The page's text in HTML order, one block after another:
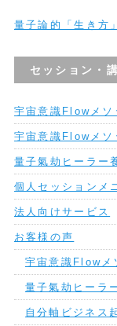
量子論的「生き方
セッション・
宇宙意識Flowメソ
宇宙意識Flowメソ
量子氣劫ヒーラー
個人セッションメ
法人向けサービス
お客様の声
宇宙意識Flowメ
量子氣劫ヒーラ
自分軸ビジネス